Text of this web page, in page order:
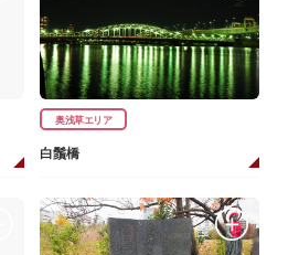
奥浅草エリア
白鬚橋